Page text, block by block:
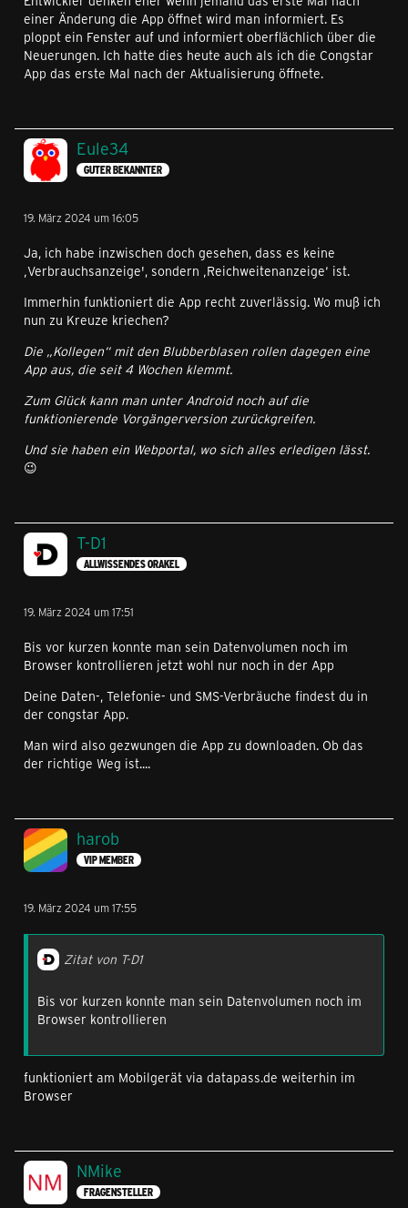
einer Änderung die App öffnet wird man informiert. Es
ploppt ein Fenster auf und informiert oberflächlich über die
Neuerungen. Ich hatte dies heute auch als ich die Congstar
App das erste Mal nach der Aktualisierung öffnete.
Eule34
GUTER BEKANNTER
19. März 2024 um 16:05
Ja, ich habe inzwischen doch gesehen, dass es keine
‚Verbrauchsanzeige', sondern ‚Reichweitenanzeige‘ ist.
Immerhin funktioniert die App recht zuverlässig. Wo muß ich
nun zu Kreuze kriechen?
Die „Kollegen“ mit den Blubberblasen rollen dagegen eine
App aus, die seit 4 Wochen klemmt.
Zum Glück kann man unter Android noch auf die
funktionierende Vorgängerversion zurückgreifen.
Und sie haben ein Webportal, wo sich alles erledigen lässt.
😉
T-D1
ALLWISSENDES ORAKEL
19. März 2024 um 17:51
Bis vor kurzen konnte man sein Datenvolumen noch im
Browser kontrollieren jetzt wohl nur noch in der App
Deine Daten-, Telefonie- und SMS-Verbräuche findest du in
der congstar App.
Man wird also gezwungen die App zu downloaden. Ob das
der richtige Weg ist....
harob
VIP MEMBER
19. März 2024 um 17:55
Zitat von T-D1
Bis vor kurzen konnte man sein Datenvolumen noch im
Browser kontrollieren
funktioniert am Mobilgerät via datapass.de weiterhin im
Browser
NMike
FRAGENSTELLER